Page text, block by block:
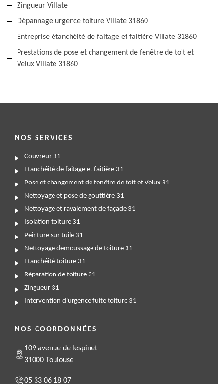
Zingueur Villate
Dépannage urgence toiture Villate 31860
Entreprise étanchéité de faitage et faitière Villate 31860
Prestations de pose et changement de fenêtre de toit et
Velux Villate 31860
NOS SERVICES
Couvreur 31
Etanchéité de faitage et faitière 31
Pose et changement de fenêtre de toit et Velux 31
Nettoyage et pose de gouttière 31
Nettoyage et ravalement de façade 31
Isolation toiture 31
Peinture sur tuile 31
Nettoyage demoussage de toiture 31
Etanchéité toiture 31
Réparation de toiture 31
Zingueur 31
Intervention d'urgence fuite toiture 31
NOS COORDONNÉES
109 avenue de lespinet
31000 Toulouse
05 33 06 18 07